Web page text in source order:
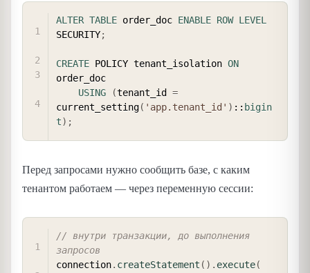
ALTER TABLE order_doc ENABLE ROW LEVEL
SECURITY;
CREATE POLICY tenant_isolation ON
order_doc
USING
(tenant_id =
current_setting( 'app.tenant_id' ) :: bigin
t) ;
Перед запросами нужно сообщить базе, с каким
тенантом работаем — через переменную сессии:
// внутри транзакции, до выполнения
запросов
connection. createStatement ( ) . execute(